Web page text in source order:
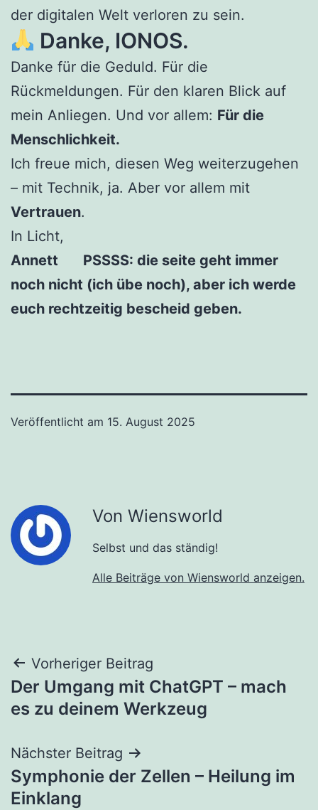
der digitalen Welt verloren zu sein.
Danke, IONOS.
Danke für die Geduld. Für die
Rückmeldungen. Für den klaren Blick auf
mein Anliegen. Und vor allem: Für die
Menschlichkeit.
Ich freue mich, diesen Weg weiterzugehen
– mit Technik, ja. Aber vor allem mit
Vertrauen.
In Licht,
Annett PSSSS: die seite geht immer
noch nicht (ich übe noch), aber ich werde
euch rechtzeitig bescheid geben.
Veröffentlicht am 15. August 2025
Von Wiensworld
Selbst und das ständig!
Alle Beiträge von Wiensworld anzeigen.
Beitragsnavigation
Vorheriger Beitrag
Der Umgang mit ChatGPT – mach
es zu deinem Werkzeug
Nächster Beitrag
Symphonie der Zellen – Heilung im
Einklang